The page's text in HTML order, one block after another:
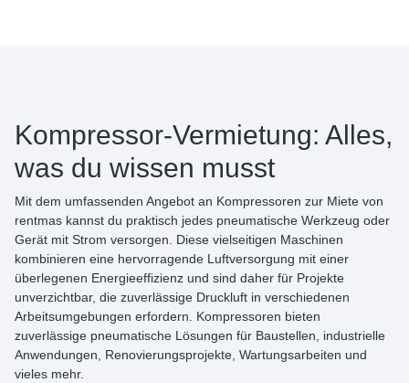
Kompressor-Vermietung: Alles,
was du wissen musst
Mit dem umfassenden Angebot an Kompressoren zur Miete von
rentmas kannst du praktisch jedes pneumatische Werkzeug oder
Gerät mit Strom versorgen. Diese vielseitigen Maschinen
kombinieren eine hervorragende Luftversorgung mit einer
überlegenen Energieeffizienz und sind daher für Projekte
unverzichtbar, die zuverlässige Druckluft in verschiedenen
Arbeitsumgebungen erfordern. Kompressoren bieten
zuverlässige pneumatische Lösungen für Baustellen, industrielle
Anwendungen, Renovierungsprojekte, Wartungsarbeiten und
vieles mehr.